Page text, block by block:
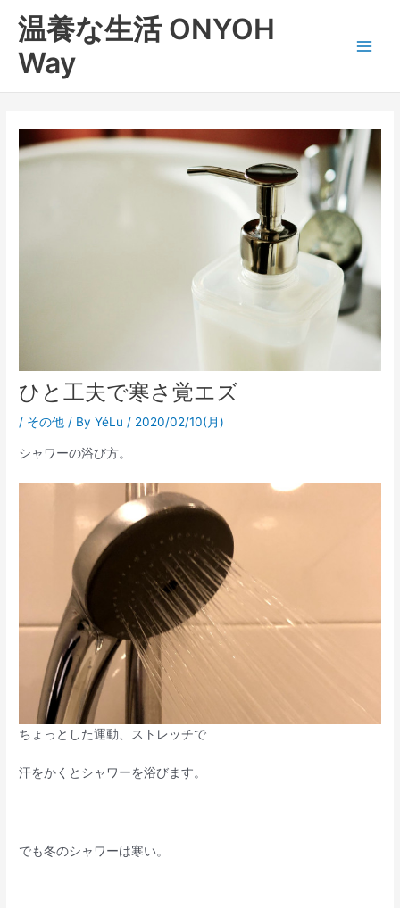
温養な生活 ONYOH
Way
ひと工夫で寒さ覚エズ
/ その他 / ByYéLu / 2020/02/10(月)
シャワーの浴び方。
ちょっとした運動、ストレッチで
汗をかくとシャワーを浴びます。
でも冬のシャワーは寒い。